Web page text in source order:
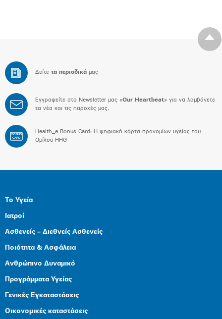
Δείτε τα περιοδικά μας
Εγγραφείτε στο Newsletter μας «Our Heartbeat» για να λαμβάνετε
τα νέα και τις παροχές μας.
BONUS
CARD
Health_e Bonus Card: H ψηφιακή κάρτα προνομίων υγείας του
Ομίλου HHG
Το Υγεία
Ιατροί
Ασθενείς – Διεθνείς Ασθενείς
Ποιότητα & Ασφάλεια
Ανθρώπινο Δυναμικό
Προγράμματα Υγείας
Γενικές Εγκαταστάσεις
Οικονομικές καταστάσεις